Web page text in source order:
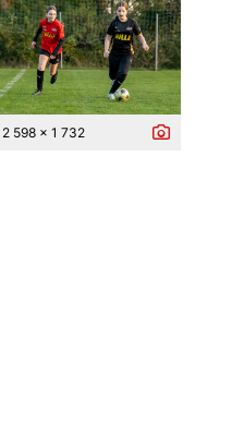
2 598 x 1 732